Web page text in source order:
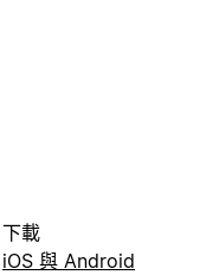
下載
iOS 與 Android